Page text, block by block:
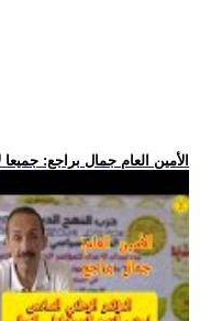
.. الأمين العام جمال براجع: